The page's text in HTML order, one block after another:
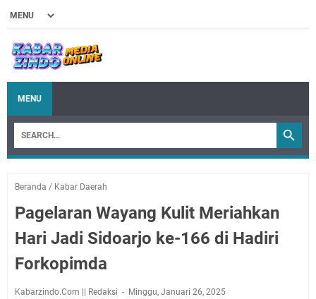
MENU
Beranda / Kabar Daerah
Pagelaran Wayang Kulit Meriahkan
Hari Jadi Sidoarjo ke-166 di Hadiri
Forkopimda
Kabarzindo.Com || Redaksi Minggu, Januari 26, 2025